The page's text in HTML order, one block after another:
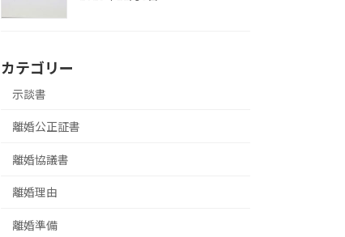
カテゴリー
示談書
離婚公正証書
離婚協議書
離婚理由
離婚準備